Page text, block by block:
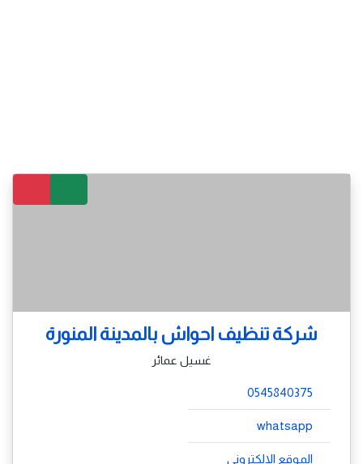
شركة تنظيف احواش بالمدينة المنورة
غسيل عمائر
0545840375
whatsapp
الموقع الالكتروني